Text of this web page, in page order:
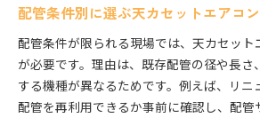
配管条件別に選ぶ天カセットエアコ
配管条件が限られる現場では、天カセット
が必要です。理由は、既存配管の径や長さ
する機種が異なるためです。例えば、リニ
配管を再利用できるか事前に確認し、配